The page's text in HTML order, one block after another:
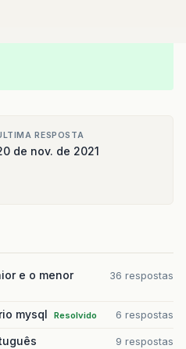
RESPOSTA
de nov. de 2021
e o menor 36 respostas
mysql Resolvido 6 respostas
9 respostas